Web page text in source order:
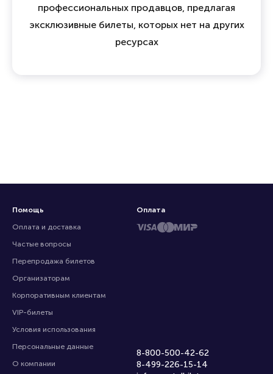
профессиональных продавцов, предлагая
эксклюзивные билеты, которых нет на других
ресурсах
Помощь
Оплата и доставка
Частые вопросы
Перепродажа билетов
Организаторам
Корпоративным клиентам
VIP-билеты
Условия использования
Персональные данные
О компании
8-800-500-42-62
8-499-226-15-14
Оплата